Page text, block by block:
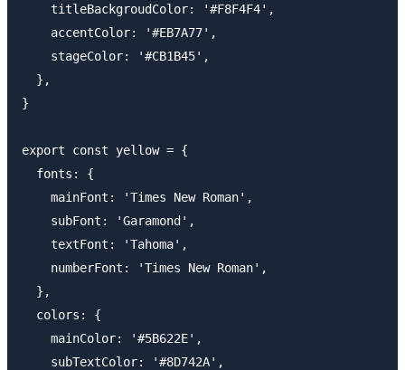
    titleBackgroudColor: '#F8F4F4',
    accentColor: '#EB7A77',
    stageColor: '#CB1B45',
  },
}
export const yellow = {
  fonts: {
    mainFont: 'Times New Roman',
    subFont: 'Garamond',
    textFont: 'Tahoma',
    numberFont: 'Times New Roman',
  },
  colors: {
    mainColor: '#5B622E',
    subTextColor: '#8D742A',